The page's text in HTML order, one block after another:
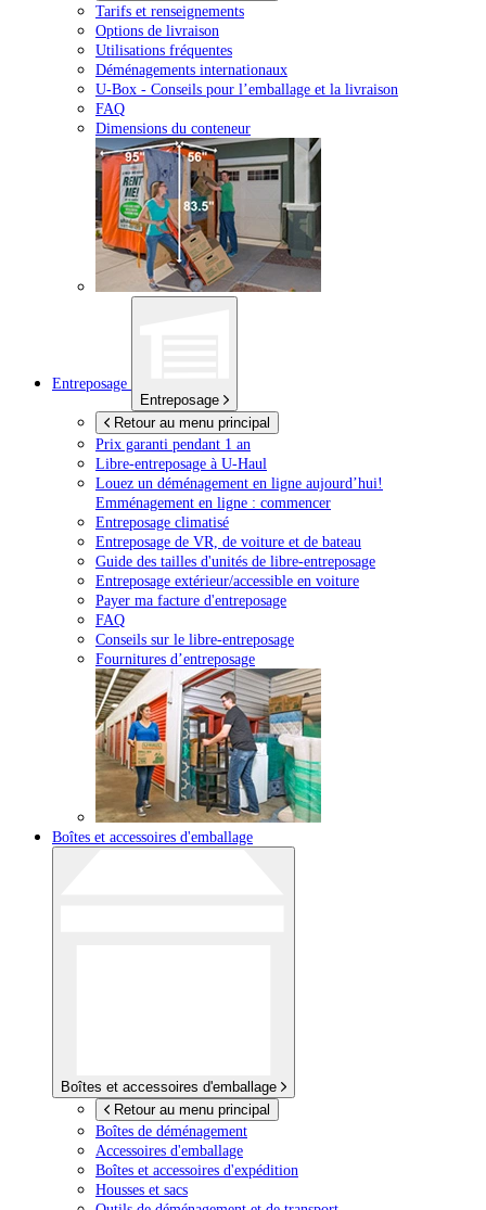
Tarifs et renseignements
Options de livraison
Utilisations fréquentes
Déménagements internationaux
U-Box - Conseils pour l’emballage et la livraison
FAQ
Dimensions du conteneur
Entreposage
Entreposage
Retour au menu principal
Prix garanti pendant 1 an
Libre-entreposage à U-Haul
Louez un déménagement en ligne aujourd’hui!
Emménagement en ligne : commencer
Entreposage climatisé
Entreposage de VR, de voiture et de bateau
Guide des tailles d'unités de libre-entreposage
Entreposage extérieur/accessible en voiture
Payer ma facture d'entreposage
FAQ
Conseils sur le libre-entreposage
Fournitures d’entreposage
Boîtes et accessoires d'emballage
Boîtes et accessoires d'emballage
Retour au menu principal
Boîtes de déménagement
Accessoires d'emballage
Boîtes et accessoires d'expédition
Housses et sacs